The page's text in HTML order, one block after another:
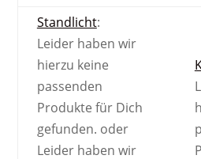
Standlicht:
Leider haben wir
hierzu keine
passenden
Produkte für Dich
gefunden. oder
Leider haben wir